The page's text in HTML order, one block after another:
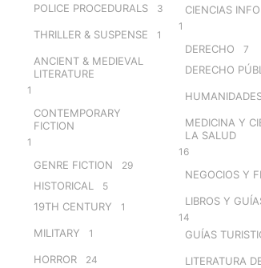
POLICE PROCEDURALS 3
THRILLER & SUSPENSE 1
ANCIENT & MEDIEVAL
LITERATURE
1
CONTEMPORARY
FICTION
1
GENRE FICTION 29
HISTORICAL 5
19TH CENTURY 1
MILITARY 1
HORROR 24
CIENCIAS
1
DERECHO 7
DERECHO
MEDICINA Y
LA SALUD
16
NEGOCIOS Y
LIBROS Y
14
GUÍAS
LITERATURA